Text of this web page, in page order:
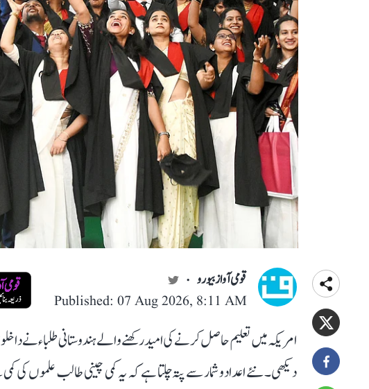
قومی آواز بیورو
Published: 07 Aug 2026, 8:11 AM
امریکہ میں تعلیم حاصل کرنے کی امید رکھنے والے ہندوستانی طلباء نے
دیکھی۔ نئے اعداد و شمار سے پتہ چلتا ہے کہ یہ کمی چینی طالب علموں کی